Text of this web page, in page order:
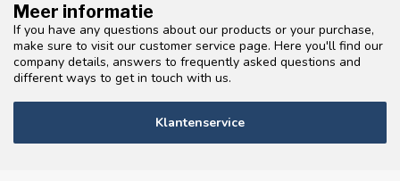
Meer informatie
If you have any questions about our products or your purchase,
make sure to visit our customer service page. Here you'll find our
company details, answers to frequently asked questions and
different ways to get in touch with us.
Klantenservice